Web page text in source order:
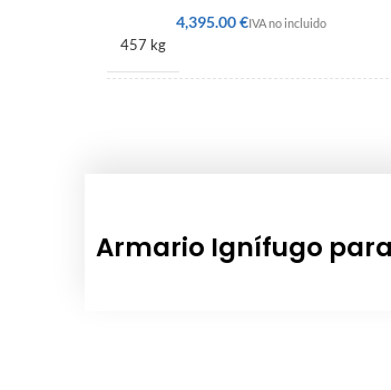
€
457 kg
Armario Ignífugo para